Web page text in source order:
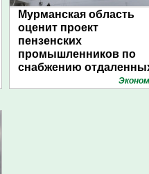
Мурманская область
оценит проект
пензенских
промышленников по
снабжению
поселений с помощью